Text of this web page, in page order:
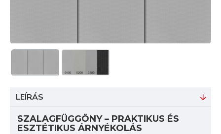
LEÍRÁS
SZALAGFÜGGÖNY – PRAKTIKUS ÉS
ESZTÉTIKUS ÁRNYÉKOLÁS